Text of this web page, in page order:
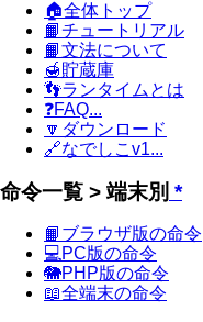
🏠全体トップ
📙チュートリアル
📙文法について
🍯貯蔵庫
👣ランタイムとは
❓FAQ...
🔽ダウンロード
🔗なでしこv1...
命令一覧 > 端末別 *
📙ブラウザ版の命令
💻PC版の命令
🐘PHP版の命令
📖全端末の命令